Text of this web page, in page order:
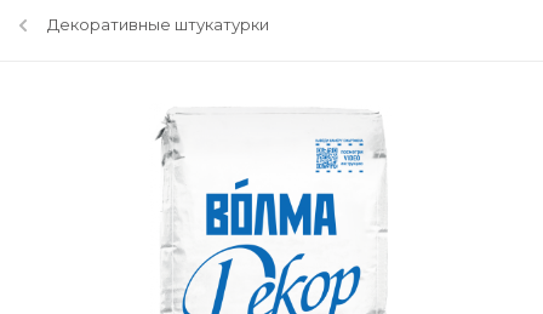
Декоративные штукатурки